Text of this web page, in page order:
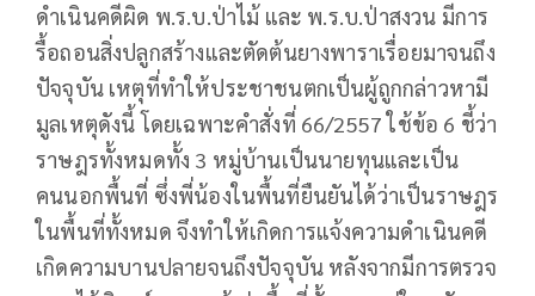
ดำเนินคดีผิด พ.ร.บ.ป่าไม้ และ พ.ร.บ.ป่าสงวน มีการ
รื้อถอนสิ่งปลูกสร้างและตัดต้นยางพาราเรื่อยมาจนถึง
ปัจจุบัน เหตุที่ทำให้ประชาชนตกเป็นผู้ถูกกล่าวหามี
มูลเหตุดังนี้ โดยเฉพาะคำสั่งที่ 66/2557 ใช้ข้อ 6 ชี้ว่า
ราษฎรทั้งหมดทั้ง 3 หมู่บ้านเป็นนายทุนและเป็น
คนนอกพื้นที่ ซึ่งพี่น้องในพื้นที่ยืนยันได้ว่าเป็นราษฎร
ในพื้นที่ทั้งหมด จึงทำให้เกิดการแจ้งความดำเนินคดี
เกิดความบานปลายจนถึงปัจจุบัน หลังจากมีการตรวจ